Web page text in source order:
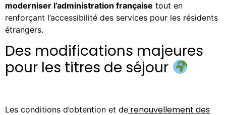
moderniser l’administration française tout en
renforçant l’accessibilité des services pour les résidents
étrangers.
Des modifications majeures
pour les titres de séjour
Les conditions d’obtention et de renouvellement des